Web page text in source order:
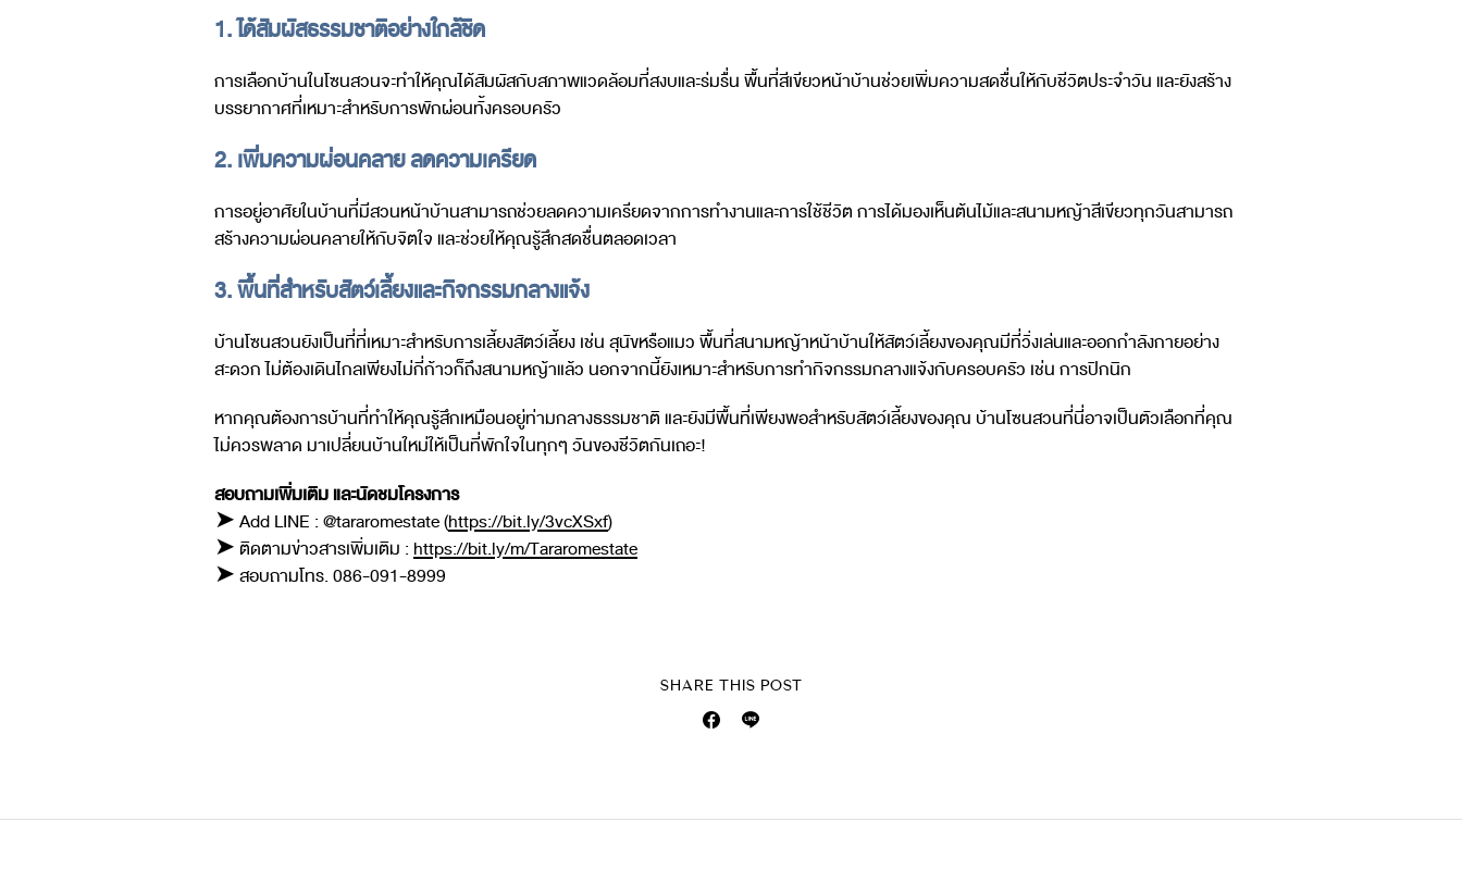
1. ได้สัมผัสธรรมชาติอย่างใกล้ชิด
การเลือกบ้านในโซนสวนจะทำให้คุณได้สัมผัสกับสภาพแวดล้อมที่สงบและร่มรื่น พื้นที่สีเขียวหน้าบ้านช่วยเพิ่มความสดชื่นให้กับชีวิตประจำวัน และยังสร้าง
บรรยากาศที่เหมาะสำหรับการพักผ่อนทั้งครอบครัว
2. เพิ่มความผ่อนคลาย ลดความเครียด
การอยู่อาศัยในบ้านที่มีสวนหน้าบ้านสามารถช่วยลดความเครียดจากการทำงานและการใช้ชีวิต การได้มองเห็นต้นไม้และสนามหญ้าสีเขียวทุกวันสามารถ
สร้างความผ่อนคลายให้กับจิตใจ และช่วยให้คุณรู้สึกสดชื่นตลอดเวลา
3. พื้นที่สำหรับสัตว์เลี้ยงและกิจกรรมกลางแจ้ง
บ้านโซนสวนยังเป็นที่ที่เหมาะสำหรับการเลี้ยงสัตว์เลี้ยง เช่น สุนัขหรือแมว พื้นที่สนามหญ้าหน้าบ้านให้สัตว์เลี้ยงของคุณมีที่วิ่งเล่นและออกกำลังกายอย่าง
สะดวก ไม่ต้องเดินไกลเพียงไม่กี่ก้าวก็ถึงสนามหญ้าแล้ว นอกจากนี้ยังเหมาะสำหรับการทำกิจกรรมกลางแจ้งกับครอบครัว เช่น การปิกนิก
หากคุณต้องการบ้านที่ทำให้คุณรู้สึกเหมือนอยู่ท่ามกลางธรรมชาติ และยังมีพื้นที่เพียงพอสำหรับสัตว์เลี้ยงของคุณ บ้านโซนสวนที่นี่อาจเป็นตัวเลือกที่คุณ
ไม่ควรพลาด มาเปลี่ยนบ้านใหม่ให้เป็นที่พักใจในทุกๆ วันของชีวิตกันเถอะ!
สอบถามเพิ่มเติม และนัดชมโครงการ
➤ Add LINE : @tararomestate (https://bit.ly/3vcXSxf)
➤ ติดตามข่าวสารเพิ่มเติม : https://bit.ly/m/Tararomestate
➤ สอบถามโทร. 086-091-8999
SHARE THIS POST